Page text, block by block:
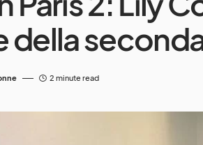
della
2 minute read